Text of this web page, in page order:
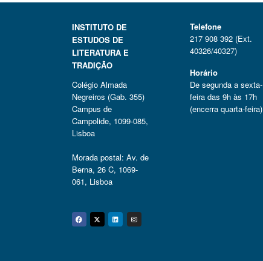
INSTITUTO DE
ESTUDOS DE
LITERATURA E
TRADIÇÃO
Colégio Almada
Negreiros (Gab. 355)
Campus de
Campolide, 1099-085,
Lisboa
Morada postal: Av. de
Berna, 26 C, 1069-
061, Lisboa
Facebook
Twitter
Linkedin
Instagram
Telefone
217 908 392 (Ext.
40326/40327)
Horário
De segunda a sexta-
feira das 9h às 17h
(encerra quarta-feira)